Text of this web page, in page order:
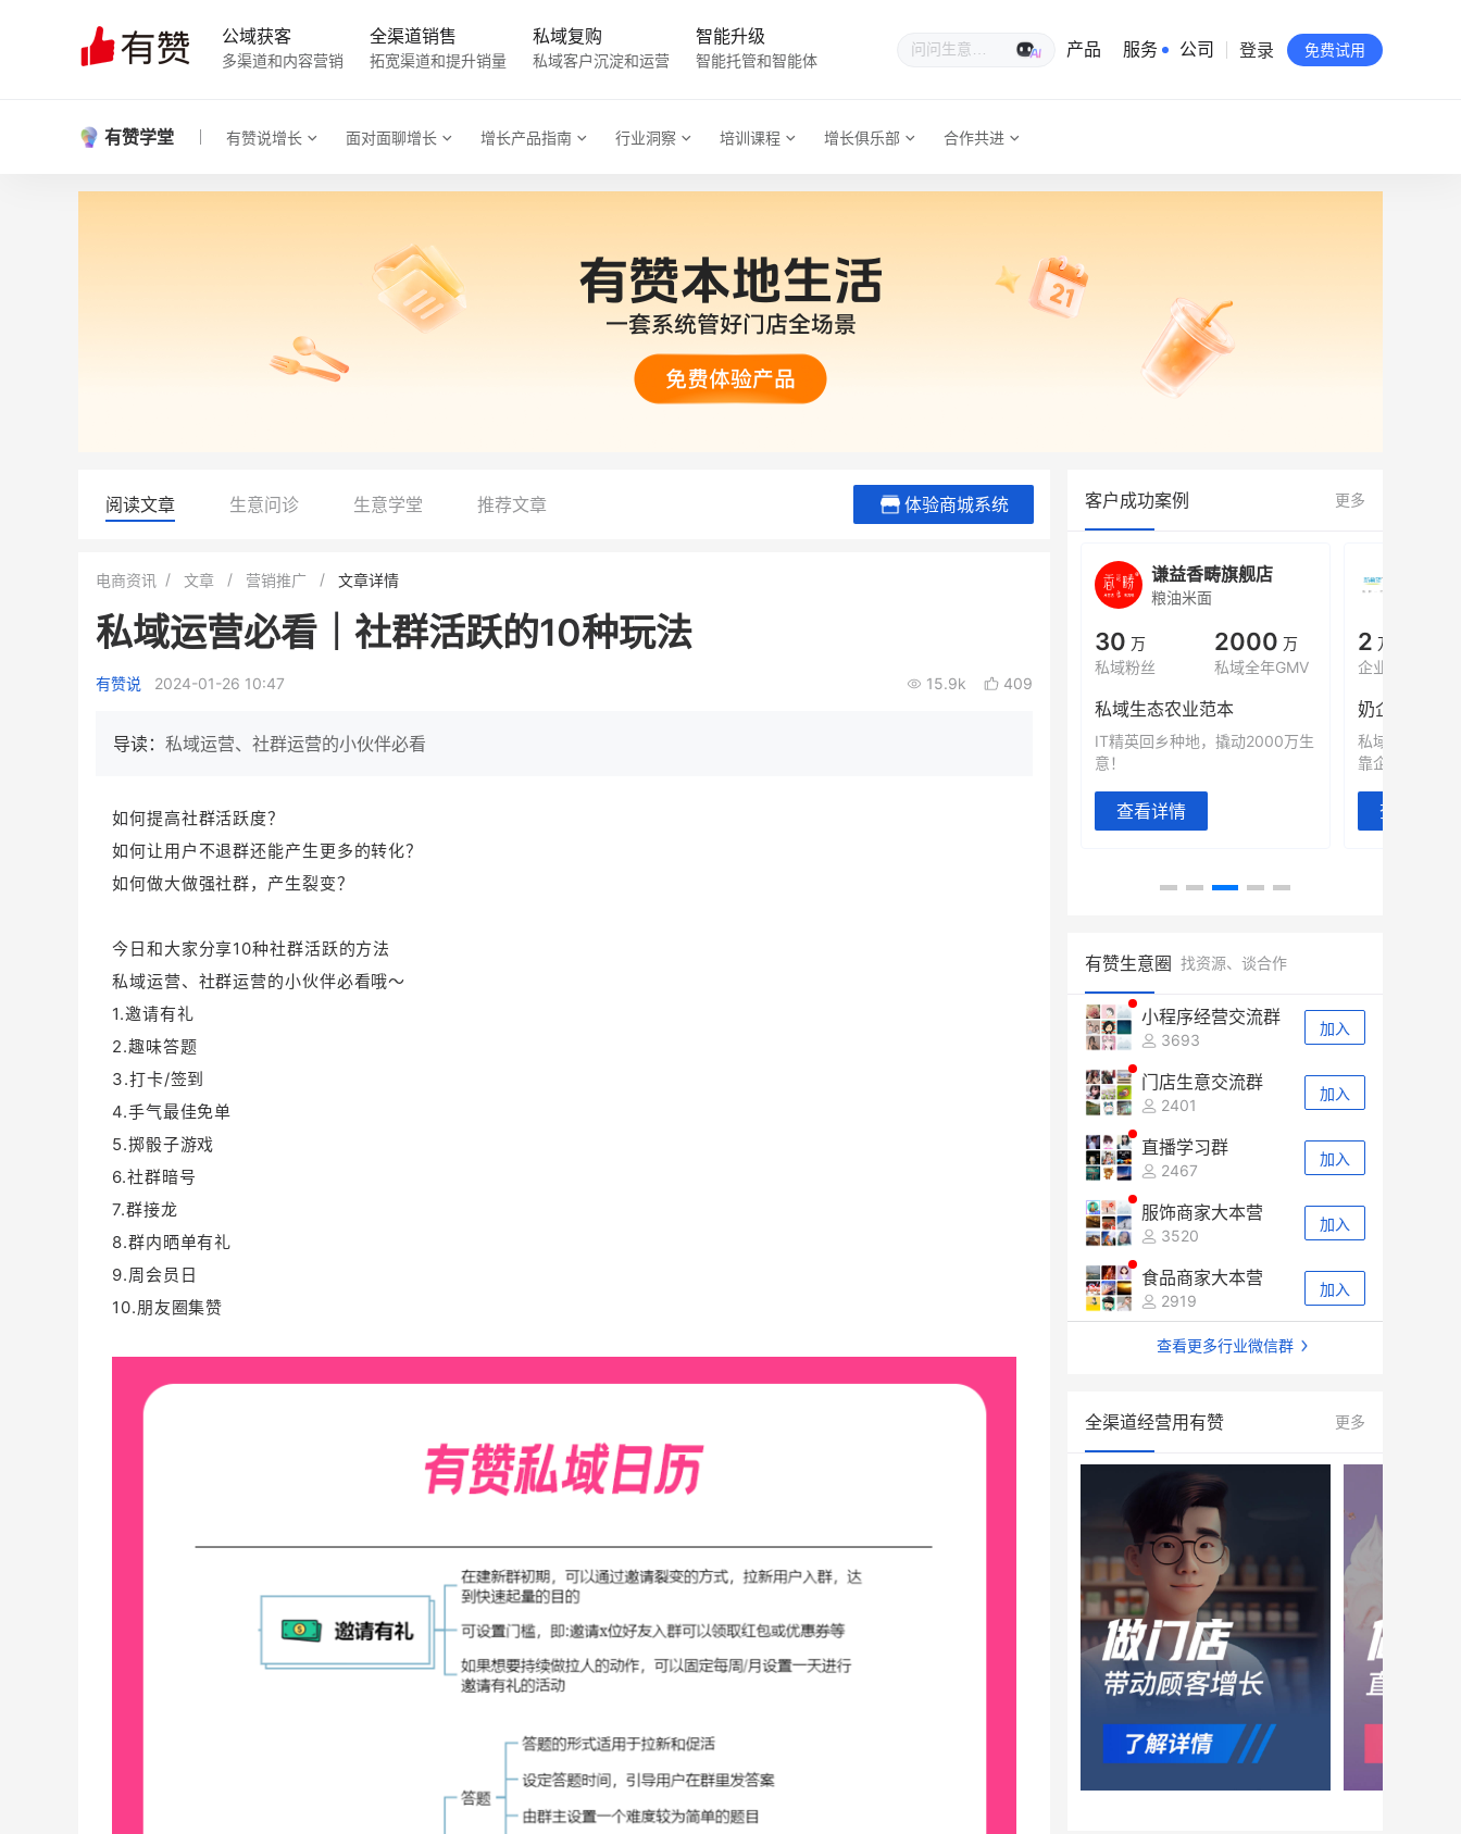
公域获客
多渠道和内容营销
全渠道销售
拓宽渠道和提升销量
私域复购
私域客户沉淀和运营
智能升级
智能托管和智能体
生意专家
产品 服务 公司
有赞公益
站点地图
登录 免费试用
有赞学堂 有赞说增长 面对面聊增长 增长产品指南 行业洞察 培训课程 增长俱乐部 合作共进
阅读文章 生意问诊 生意学堂 推荐文章 体验商城系统
电商资讯 文章 营销推广 文章详情
私域运营必看｜社群活跃的10种玩法
有赞说 2024-01-26 10:47 15.9k 409
导读： 私域运营、社群运营的小伙伴必看
如何提高社群活跃度？
如何让用户不退群还能产生更多的转化？
如何做大做强社群，产生裂变？
今日和大家分享10种社群活跃的方法
私域运营、社群运营的小伙伴必看哦～
1.邀请有礼
2.趣味答题
3.打卡/签到
4.手气最佳免单
5.掷骰子游戏
6.社群暗号
7.群接龙
8.群内晒单有礼
9.周会员日
10.朋友圈集赞
客户成功案例 更多
白帝牛奶旗舰店
900 万
私域样本打法！新希望白帝乳业
查看详情
小鹿蓝蓝会员
80% +
7900 万
三只松鼠旗下的网红婴儿辅食品
母婴
谦益香畴旗舰店
粮油米面
30 万
私域粉丝
2000 万
私域全年GMV
私域生态农业范本
IT精英回乡种地，撬动2000万生
意！
查看详情
2 万人
奶企靠企业
私域样本打法
靠企业微信实
查看详情
有赞生意圈 找资源、谈合作
小程序经营交流群
3693
加入
门店生意交流群
2401
加入
直播学习群
2467
加入
服饰商家大本营
3520
加入
食品商家大本营
2919
加入
查看更多行业微信群
全渠道经营用有赞 更多